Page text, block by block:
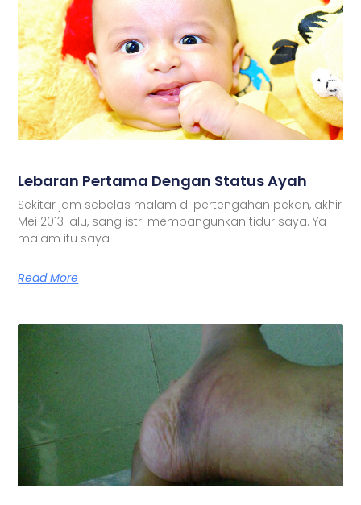
Lebaran Pertama Dengan Status Ayah
Sekitar jam sebelas malam di pertengahan pekan, akhir
Mei 2013 lalu, sang istri membangunkan tidur saya. Ya
malam itu saya
Read More